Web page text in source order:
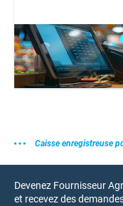
Caisse enregistreuse
Devenez Fournisseur
et recevez des